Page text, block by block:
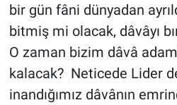
bir gün fâni dünyadan
bitmiş mi olacak, dâvâyı
O zaman bizim dâvâ
kalacak? Neticede Lider
inandığımız dâvânın